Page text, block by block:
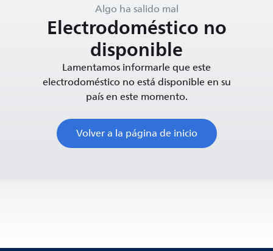
Algo ha salido mal
Electrodoméstico no
disponible
Lamentamos informarle que este
electrodoméstico no está disponible en su
país en este momento.
Volver a la página de inicio